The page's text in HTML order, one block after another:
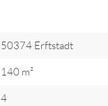
50374 Erftstadt
140 m²
4